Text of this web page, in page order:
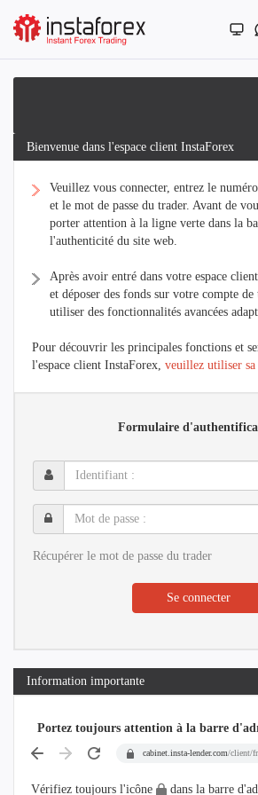
Bienvenue dans l'espace client InstaForex
Veuillez vous connecter, entrez le
et le mot de passe du trader. Avant de
porter attention à la ligne verte dans la
l'authenticité du site web.
Après avoir entré dans votre espace
et déposer des fonds sur votre compte
utiliser des fonctionnalités avancées
Pour découvrir les principales fonctions et
l'espace client InstaForex, veuillez utiliser sa
Formulaire
Identifiant
:
Mot
de
Récupérer le mot de passe du trader
Se connecter
Information importante
Portez toujours attention à la barre
cabinet.insta-lender.com/client/
Vérifiez toujours l'icône dans la barre